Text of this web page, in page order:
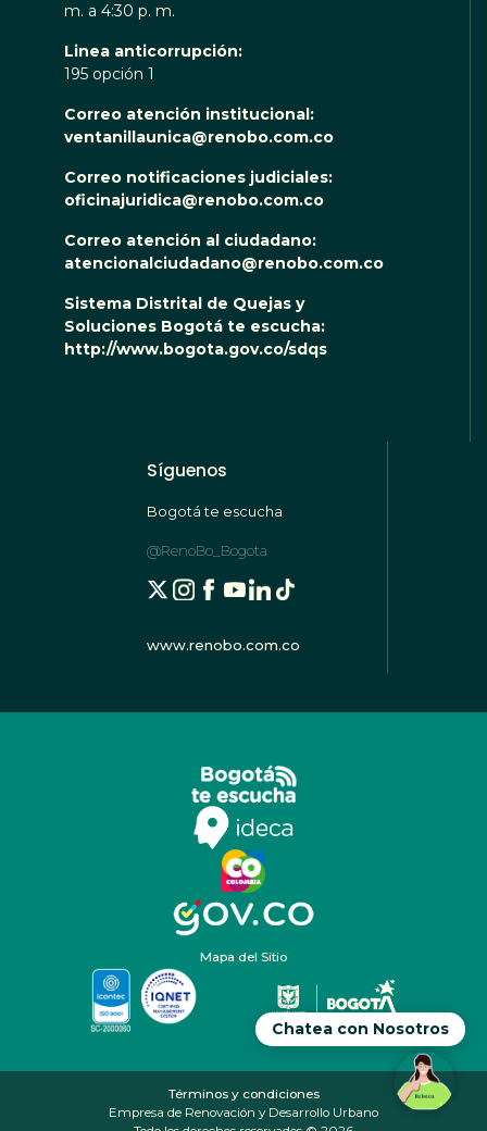
Chatea con Nosotros
m. a 4:30 p. m.
Linea anticorrupción:
195 opción 1
Correo atención institucional:
ventanillaunica@renobo.com.co
Correo notificaciones judiciales:
oficinajuridica@renobo.com.co
Correo atención al ciudadano:
atencionalciudadano@renobo.com.co
Sistema Distrital de Quejas y
Soluciones Bogotá te escucha:
http://www.bogota.gov.co/sdqs
Síguenos
Bogotá te escucha
@RenoBo_Bogota
www.renobo.com.co
Mapa del Sitio
Términos y condiciones
Empresa de Renovación y Desarrollo Urbano